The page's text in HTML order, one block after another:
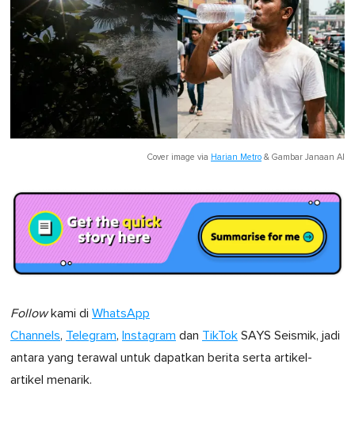
Cover image via Harian Metro & Gambar Janaan AI
Followkami di WhatsApp
Channels, Telegram, Instagram dan TikTok SAYS Seismik, jadi
antara yang terawal untuk dapatkan berita serta artikel-
artikel menarik.